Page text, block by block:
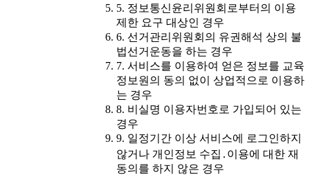
5. 정보통신윤리위원회로부터의 이용
제한 요구 대상인 경우
6. 선거관리위원회의 유권해석 상의 불
법선거운동을 하는 경우
7. 서비스를 이용하여 얻은 정보를 교육
정보원의 동의 없이 상업적으로 이용하
는 경우
8. 비실명 이용자번호로 가입되어 있는
경우
9. 일정기간 이상 서비스에 로그인하지
않거나 개인정보 수집․이용에 대한 재
동의를 하지 않은 경우